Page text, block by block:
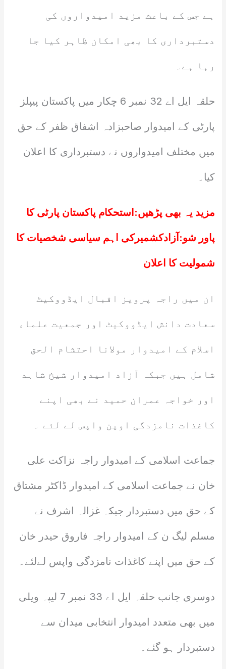
ہے جس کے باعث مزید امیدواروں کی
دستبرداری کا بھی امکان ظاہر کیا جا
رہا ہے۔
حلقہ ایل اے 32 نمبر 6 چکار میں پاکستان پیپلز
پارٹی کے امیدوار صاحبزادہ اشفاق ظفر کے حق
میں مختلف امیدواروں نے دستبرداری کا اعلان
کیا۔
مزید یہ بھی پڑھیں: استحکام پاکستان پارٹی کا
پاور شو:آزادکشمیرکی اہم سیاسی شخصیات کا
شمولیت کا اعلان
ان میں راجہ پرویز اقبال ایڈووکیٹ
سعادت دانش ایڈووکیٹ اور جمعیت علماء
اسلام کے امیدوار مولانا احتشام الحق
شامل ہیں جبکہ آزاد امیدوار شیخ شاہد
اور خواجہ عمران حمید نے بھی اپنے
کاغذات نامزدگی اوپن واپس لے لئے ۔
جماعت اسلامی کے امیدوار راجہ نزاکت علی
خان نے جماعت اسلامی کے امیدوار ڈاکٹر مشتاق
کے حق میں دستبردار جبکہ غزالہ اشرف نے
مسلم لیگ ن کے امیدوار راجہ فاروق حیدر خان
کے حق میں اپنے کاغذات نامزدگی واپس لےلئے۔
دوسری جانب حلقہ ایل اے 33 نمبر 7 لیپہ ویلی
میں بھی متعدد امیدوار انتخابی میدان سے
دستبردار ہو گئے۔